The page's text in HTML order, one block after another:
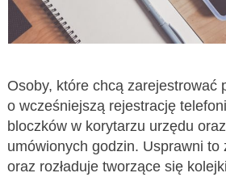
Osoby, które chcą zarejestrować
o wcześniejszą rejestrację
bloczków w korytarzu urzędu
umówionych godzin. Usprawni to
oraz rozładuje tworzące się